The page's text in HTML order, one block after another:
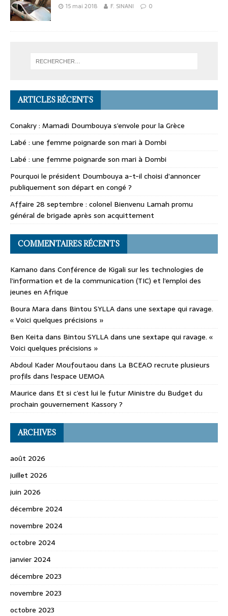
15 mai 2018 F. SINANI 0
ARTICLES RÉCENTS
Conakry : Mamadi Doumbouya s’envole pour la Grèce
Labé : une femme poignarde son mari à Dombi
Labé : une femme poignarde son mari à Dombi
Pourquoi le président Doumbouya a-t-il choisi d’annoncer
publiquement son départ en congé ?
Affaire 28 septembre : colonel Bienvenu Lamah promu
général de brigade après son acquittement
COMMENTAIRES RÉCENTS
Kamano dans Conférence de Kigali sur les technologies de
l’information et de la communication (TIC) et l’emploi des
jeunes en Afrique
Boura Mara dans Bintou SYLLA dans une sextape qui ravage.
« Voici quelques précisions »
Ben Keita dans Bintou SYLLA dans une sextape qui ravage. «
Voici quelques précisions »
Abdoul Kader Moufoutaou dans La BCEAO recrute plusieurs
profils dans l’espace UEMOA
Maurice dans Et si c’est lui le futur Ministre du Budget du
prochain gouvernement Kassory ?
ARCHIVES
août 2026
juillet 2026
juin 2026
décembre 2024
novembre 2024
octobre 2024
janvier 2024
décembre 2023
novembre 2023
octobre 2023